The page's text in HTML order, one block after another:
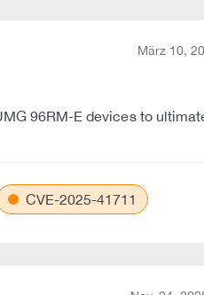
März 10,
96RM-E devices to
CVE-2025-41711